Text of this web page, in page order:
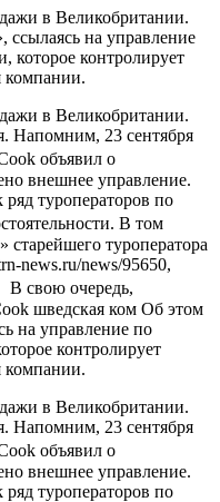
в Великобритании.
на управление
которое контролирует
компании.
в Великобритании.
Напомним, 23 сентября
объявил о
внешнее управление.
туроператоров по
В том
старейшего туроператора
news.ru/news/95650,
В свою очередь,
шведская ком Об этом
на управление по
контролирует
компании.
в Великобритании.
Напомним, 23 сентября
объявил о
внешнее управление.
туроператоров по